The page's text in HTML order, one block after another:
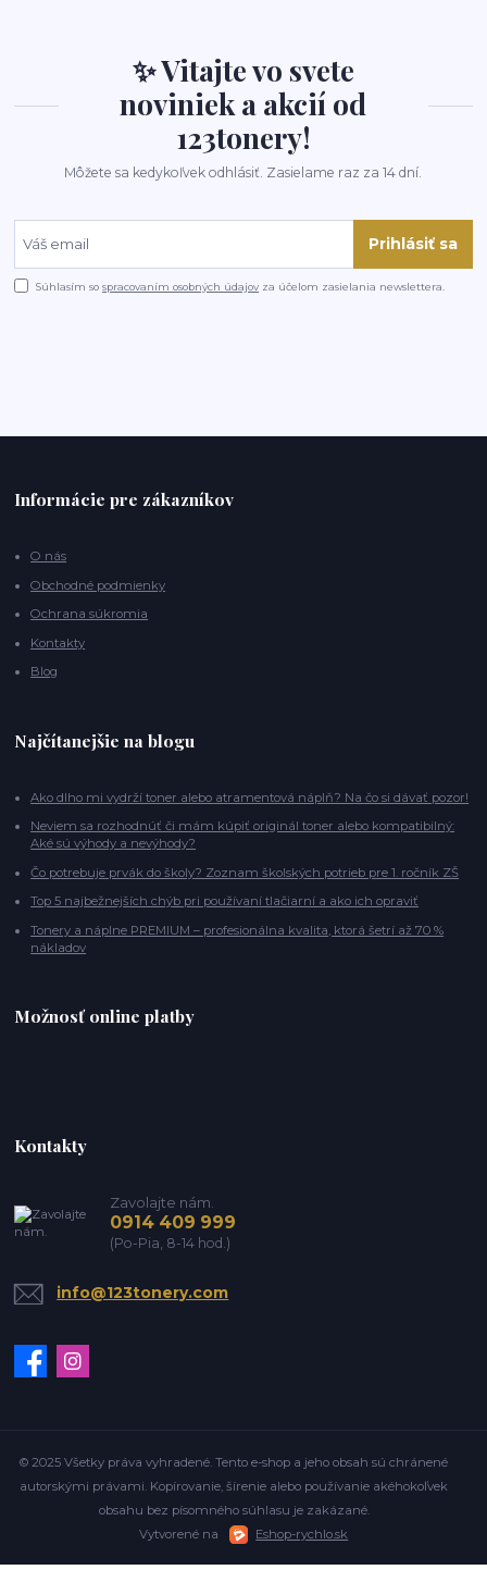
✨ Vitajte vo svete
noviniek a akcií od
123tonery!
Môžete sa kedykoľvek odhlásiť. Zasielame raz za 14 dní.
Prihlásiť sa
Súhlasím sospracovaním osobných údajov za účelom zasielania newslettera.
Informácie pre zákazníkov
O nás
Obchodné podmienky
Ochrana súkromia
Kontakty
Blog
Najčítanejšie na blogu
Ako dlho mi vydrží toner alebo atramentová náplň? Na čo si dávať pozor!
Neviem sa rozhodnúť či mám kúpiť originál toner alebo kompatibilný:
Aké sú výhody a nevýhody?
Čo potrebuje prvák do školy? Zoznam školských potrieb pre 1. ročník ZŠ
Top 5 najbežnejších chýb pri používaní tlačiarní a ako ich opraviť
Tonery a náplne PREMIUM – profesionálna kvalita, ktorá šetrí až 70 %
nákladov
Možnosť online platby
Kontakty
Zavolajte nám.
0914 409 999
(Po-Pia, 8-14 hod.)
info@123tonery.com
© 2025 Všetky práva vyhradené. Tento e-shop a jeho obsah sú chránené
autorskými právami. Kopírovanie, šírenie alebo používanie akéhokoľvek
obsahu bez písomného súhlasu je zakázané.
Vytvorené na
Eshop-rychlo.sk